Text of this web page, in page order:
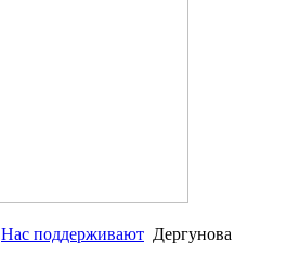
Нас поддерживают Дергунова